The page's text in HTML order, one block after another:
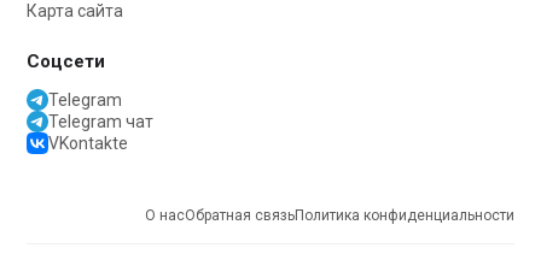
Карта сайта
Соцсети
Telegram
Telegram чат
VKontakte
О насОбратная связьПолитика конфиденциальности